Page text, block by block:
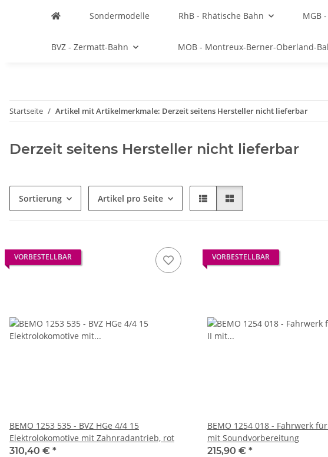
Sondermodelle RhB - Rhätische Bahn MGB
BVZ - Zermatt-Bahn MOB - Montreux-Berner-Oberland-
Startseite Artikel mit Artikelmerkmale: Derzeit seitens Hersteller nicht lieferbar
Derzeit seitens Hersteller nicht lieferbar
Sortierung Artikel pro Seite
VORBESTELLBAR
BEMO 1253 535 - BVZ HGe 4/4 15
Elektrolokomotive mit Zahnradantrieb, rot
310,40 € *
VORBESTELLBAR
BEMO 1254 018 - Fahrwerk
mit Soundvorbereitung
215,90 € *